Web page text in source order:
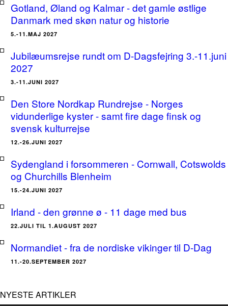
Gotland, Øland og Kalmar - det gamle østlige
Danmark med skøn natur og historie
5.-11.MAJ 2027
Jubilæumsrejse rundt om D-Dagsfejring 3.-11.juni
2027
3.-11.JUNI 2027
Den Store Nordkap Rundrejse - Norges
vidunderlige kyster - samt fire dage finsk og
svensk kulturrejse
12.-26.JUNI 2027
Sydengland i forsommeren - Cornwall, Cotswolds
og Churchills Blenheim
15.-24.JUNI 2027
Irland - den grønne ø - 11 dage med bus
22.JULI TIL 1.AUGUST 2027
Normandiet - fra de nordiske vikinger til D-Dag
11.-20.SEPTEMBER 2027
NYESTE ARTIKLER